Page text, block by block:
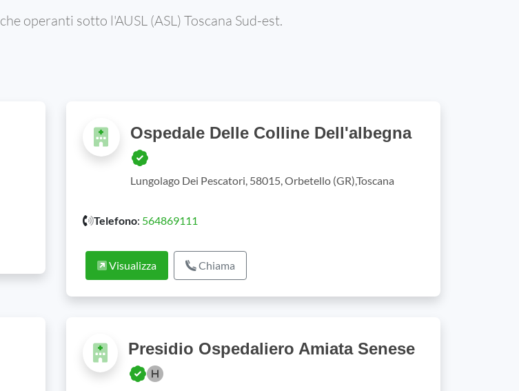
operanti sotto l'AUSL (ASL) Toscana Sud-est.
Ospedale Delle Colline Dell'albegna
Lungolago Dei Pescatori, 58015, Orbetello (GR),Toscana
Telefono: 564869111
Visualizza Chiama
Presidio Ospedaliero Amiata Senese